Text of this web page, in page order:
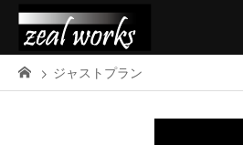
ジャストプラン